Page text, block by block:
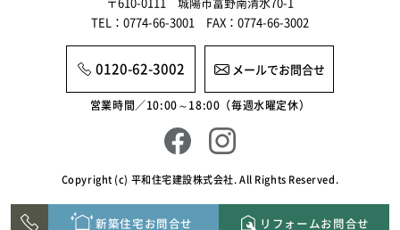
新築住宅お問合せ リフォームお問合せ
TEL：0774-66-3001 FAX：0774-66-3002
0120-62-3002 メールでお問合せ
営業時間／10:00～18:00（毎週水曜定休）
Copyright (c) 平和住宅建設株式会社. All Rights Reserved.